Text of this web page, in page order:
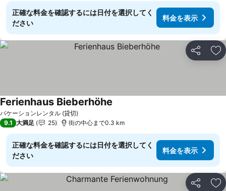
正確な料金を確認するには日付を選択してく
ださい
料金を表示
シェア お
バケーションレンタル (貸切)
Ferienhaus Bieberhöhe
9.1 大満足 25 街の中心まで0.3 km
正確な料金を確認するには日付を選択してく
ださい
料金を表示
シェア お